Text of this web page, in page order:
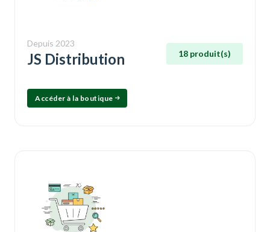
Depuis 2023
JS Distribution 18 produit(s)
Accéder à la boutique